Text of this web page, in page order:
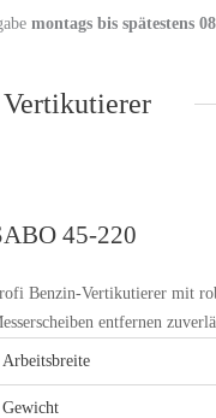
montags bis spätestens
Vertikutierer
45-220
Benzin-Vertikutierer mit
entfernen
Arbeitsbreite
Gewicht